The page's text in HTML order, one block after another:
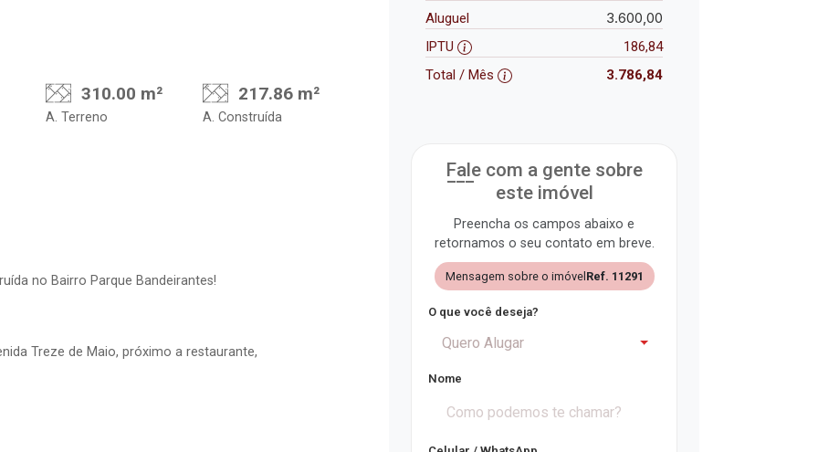
310.00 m²
A. Terreno
217.86 m²
A. Construída
no Bairro Parque Bandeirantes!
Treze de Maio, próximo a restaurante,
Aluguel 3.600,00
IPTU
186,84
Total / Mês
3.786,84
Fale com a gente sobre
este imóvel
Preencha os campos abaixo e
retornamos o seu contato em breve.
Mensagem sobre o imóvel Ref. 11291
O que você deseja?
Quero Alugar
Nome